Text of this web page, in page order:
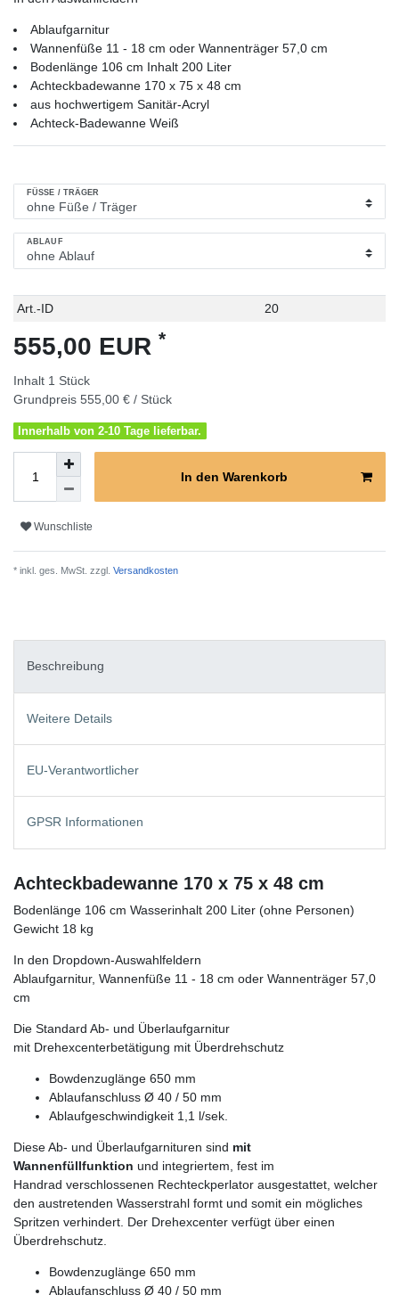
Ablaufgarnitur
Wannenfüße 11 - 18 cm oder Wannenträger 57,0 cm
Bodenlänge 106 cm Inhalt 200 Liter
Achteckbadewanne 170 x 75 x 48 cm
aus hochwertigem Sanitär-Acryl
Achteck-Badewanne Weiß
FÜSSE / TRÄGER
ABLAUF
Technisches
Wert
Art.-ID 20
555,00 EUR *
Inhalt 1 Stück
Grundpreis 555,00 € / Stück
Innerhalb von 2-10 Tage lieferbar.
In den Warenkorb
Wunschliste
* inkl. ges. MwSt. zzgl. Versandkosten
Beschreibung
Weitere Details
EU-Verantwortlicher
GPSR Informationen
Achteckbadewanne 170 x 75 x 48 cm
Bodenlänge 106 cm Wasserinhalt 200 Liter (ohne Personen)
Gewicht 18 kg
In den Dropdown-Auswahlfeldern
Ablaufgarnitur, Wannenfüße 11 - 18 cm oder Wannenträger 57,0
cm
Die Standard Ab- und Überlaufgarnitur
mit Drehexcenterbetätigung mit Überdrehschutz
Bowdenzuglänge 650 mm
Ablaufanschluss Ø 40 / 50 mm
Ablaufgeschwindigkeit 1,1 l/sek.
Diese Ab- und Überlaufgarnituren sind mit
Wannenfüllfunktion und integriertem, fest im
Handrad verschlossenen Rechteckperlator ausgestattet, welcher
den austretenden Wasserstrahl formt und somit ein mögliches
Spritzen verhindert. Der Drehexcenter verfügt über einen
Überdrehschutz.
Bowdenzuglänge 650 mm
Ablaufanschluss Ø 40 / 50 mm